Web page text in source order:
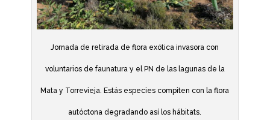
Jornada de retirada de flora exótica invasora con
voluntarios de faunatura y el PN de las lagunas de la
Mata y Torrevieja. Estás especies compiten con la flora
autóctona degradando así los hábitats.